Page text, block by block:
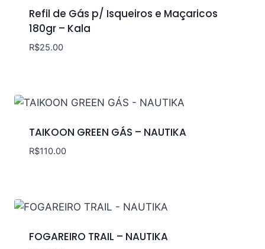
Refil de Gás p/ Isqueiros e Maçaricos
180gr – Kala
R$25.00
TAIKOON GREEN GÁS – NAUTIKA
R$110.00
FOGAREIRO TRAIL – NAUTIKA